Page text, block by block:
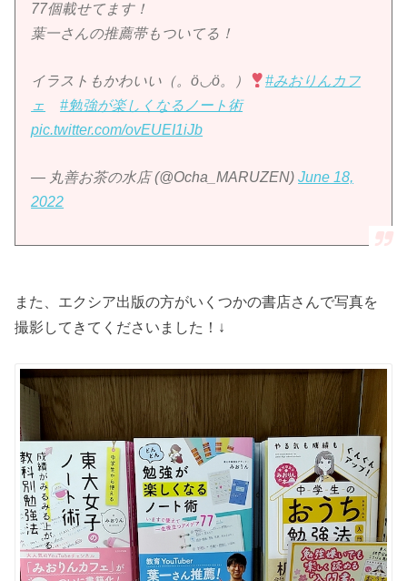
77個載せてます！
葉一さんの推薦帯もついてる！
イラストもかわいい（。ӧ◡ӧ。）
#みおりんカフ
ェ
#勉強が楽しくなるノート術
pic.twitter.com/ovEUEI1iJb
— 丸善お茶の水店 (@Ocha_MARUZEN)June 18,
2022
また、エクシア出版の方がいくつかの書店さんで写真を
撮影してきてくださいました！↓